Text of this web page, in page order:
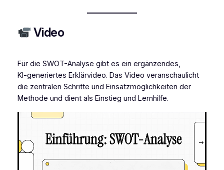
Video
Für die SWOT-Analyse gibt es ein ergänzendes,
KI‑generiertes Erklärvideo. Das Video veranschaulicht
die zentralen Schritte und Einsatzmöglichkeiten der
Methode und dient als Einstieg und Lernhilfe.